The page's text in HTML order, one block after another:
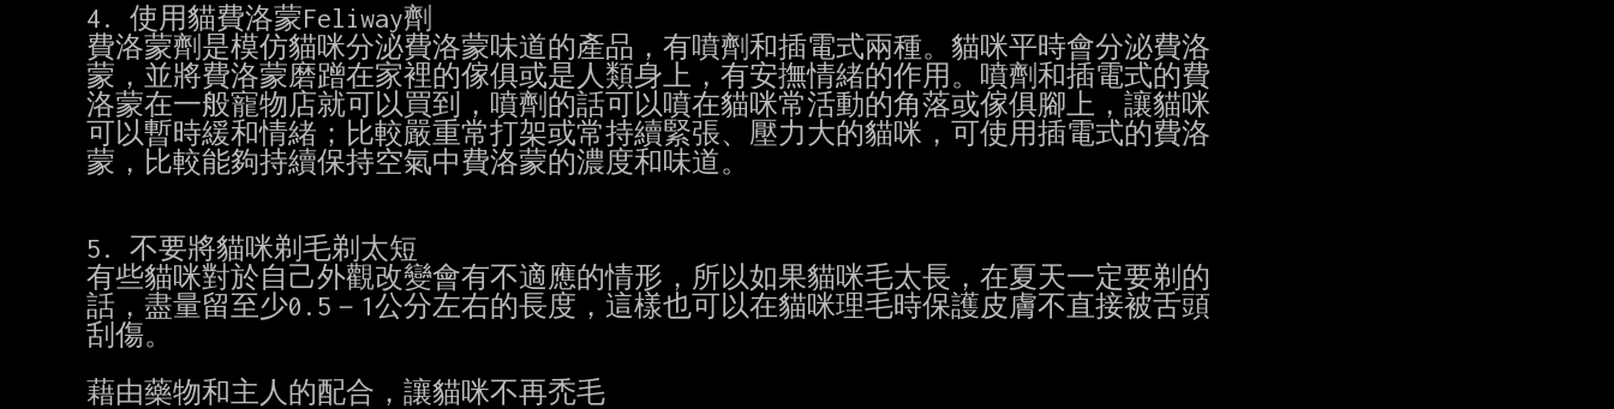
4. 使用貓費洛蒙Feliway劑
費洛蒙劑是模仿貓咪分泌費洛蒙味道的產品，有噴劑和插電式兩種。貓咪平時會分泌費洛
蒙，並將費洛蒙磨蹭在家裡的傢俱或是人類身上，有安撫情緒的作用。噴劑和插電式的費
洛蒙在一般寵物店就可以買到，噴劑的話可以噴在貓咪常活動的角落或傢俱腳上，讓貓咪
可以暫時緩和情緒；比較嚴重常打架或常持續緊張、壓力大的貓咪，可使用插電式的費洛
蒙，比較能夠持續保持空氣中費洛蒙的濃度和味道。
5. 不要將貓咪剃毛剃太短
有些貓咪對於自己外觀改變會有不適應的情形，所以如果貓咪毛太長，在夏天一定要剃的
話，盡量留至少0.5－1公分左右的長度，這樣也可以在貓咪理毛時保護皮膚不直接被舌頭
刮傷。
藉由藥物和主人的配合，讓貓咪不再禿毛